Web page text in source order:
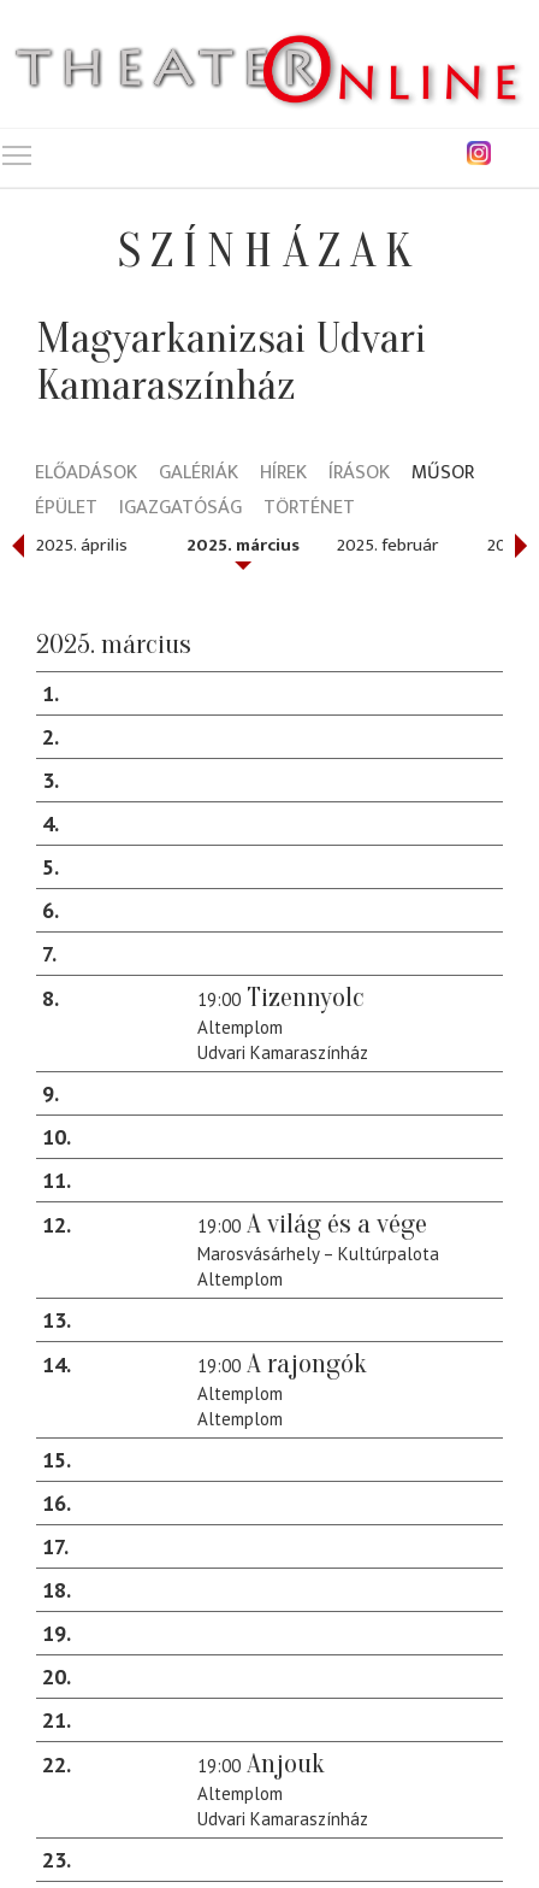
SZÍNHÁZAK
Magyarkanizsai Udvari
Kamaraszínház
ELŐADÁSOK GALÉRIÁK HÍREK ÍRÁSOK
MŰSOR
ÉPÜLET
IGAZGATÓSÁG TÖRTÉNET
2025. április 2025. március 2025. február 2025.
2025. március
1
2
3
4
5
6
7
8
19:00 Tizennyolc
Altemplom
Udvari Kamaraszínház
9
10
11
12
19:00 A világ és a vége
Marosvásárhely – Kultúrpalota
Altemplom
13
14
19:00 A rajongók
Altemplom
Altemplom
15
16
17
18
19
20
21
22
19:00 Anjouk
Altemplom
Udvari Kamaraszínház
23